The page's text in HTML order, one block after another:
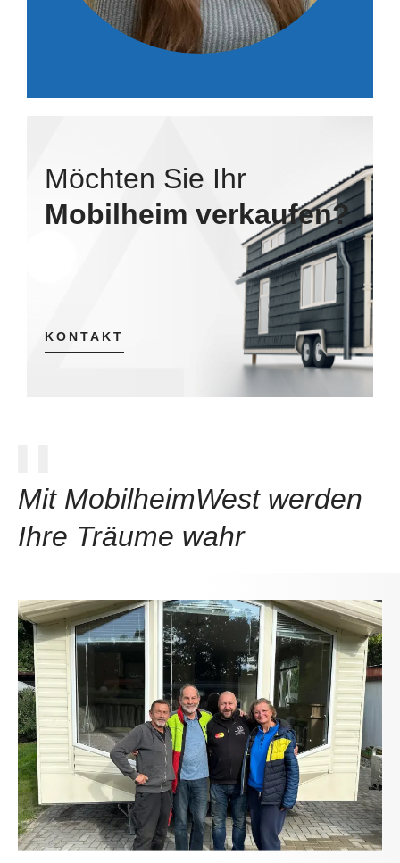
Möchten Sie Ihr
Mobilheim verkaufen?
KONTAKT
Mit MobilheimWest werden
Ihre Träume wahr